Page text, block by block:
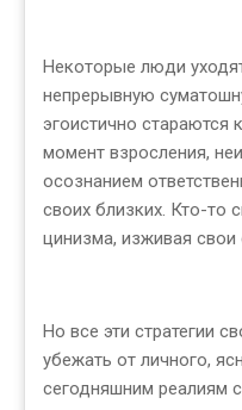
Некоторые люди
непрерывную
эгоистично стараются
момент взросления,
осознанием
своих близких. Кто-то
цинизма, изживая
Но все эти стратегии
убежать от личного,
сегодняшним реалиям